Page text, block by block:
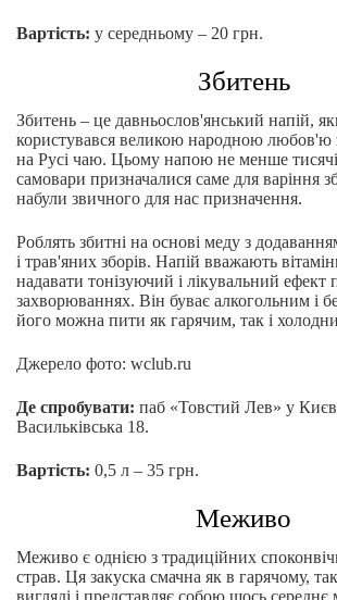
Вартість: у середньому – 20 грн.
Збитень
Збитень – це давньослов'янський напій,
користувався великою народною любов'ю
на Русі чаю. Цьому напою не менше тисячі
самовари призначалися саме для варіння
набули звичного для нас призначення.
Роблять збитні на основі меду з
і трав'яних зборів. Напій вважають
надавати тонізуючий і лікувальний ефект
захворюваннях. Він буває алкогольним і
його можна пити як гарячим, так і
Джерело фото: wclub.ru
Де спробувати: паб «Товстий Лев» у
Васильківська 18.
Вартість: 0,5 л – 35 грн.
Меживо
Меживо є однією з традиційних
страв. Ця закуска смачна як в гарячому,
вигляді і представляє собою щось середнє